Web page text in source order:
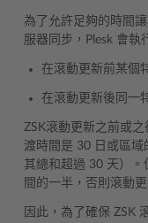
為了允許足夠的時間
服器同步，Plesk 會執
在滾動更新前某個
在滾動更新後同一
ZSK滾動更新之前或
渡時間是 30 日或區域
其總和超過 30 天）。
間的一半，否則滾動
因此，為了確保 ZSK